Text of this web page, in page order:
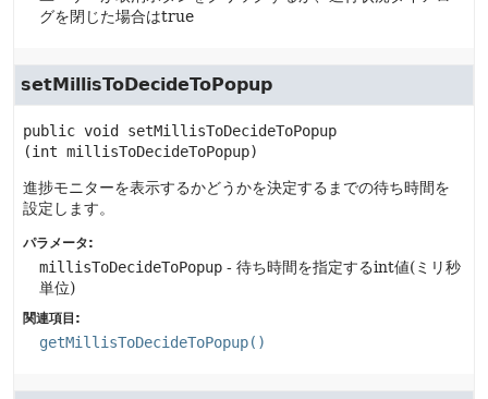
グを閉じた場合はtrue
setMillisToDecideToPopup
public void
setMillisToDecideToPopup
(int millisToDecideToPopup)
進捗モニターを表示するかどうかを決定するまでの待ち時間を
設定します。
パラメータ:
millisToDecideToPopup - 待ち時間を指定するint値(ミリ秒
単位)
関連項目:
getMillisToDecideToPopup()